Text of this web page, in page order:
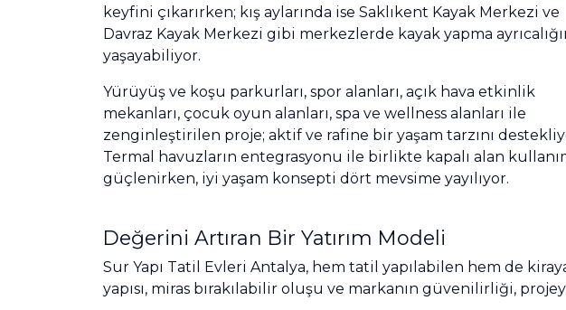
keyfini çıkarırken; kış aylarında ise Saklıkent Kayak Merkezi ve
Davraz Kayak Merkezi gibi merkezlerde kayak yapma
yaşayabiliyor.
Yürüyüş ve koşu parkurları, spor alanları, açık hava etkinlik
mekanları, çocuk oyun alanları, spa ve wellness alanları ile
zenginleştirilen proje; aktif ve rafine bir yaşam tarzını
Termal havuzların entegrasyonu ile birlikte kapalı alan
güçlenirken, iyi yaşam konsepti dört mevsime yayılıyor.
Değerini Artıran Bir Yatırım Modeli
Sur Yapı Tatil Evleri Antalya, hem tatil yapılabilen hem de
yapısı, miras bırakılabilir oluşu ve markanın güvenilirliği,